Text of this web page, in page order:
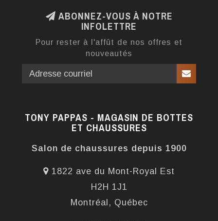
ABONNEZ-VOUS À NOTRE
INFOLETTRE
Pour rester à l'affût de nos offres et
nouveautés
TONY PAPPAS - MAGASIN DE BOTTES
ET CHAUSSURES
Salon de chaussures depuis 1900
1822 ave du Mont-Royal Est
H2H 1J1
Montréal, Québec